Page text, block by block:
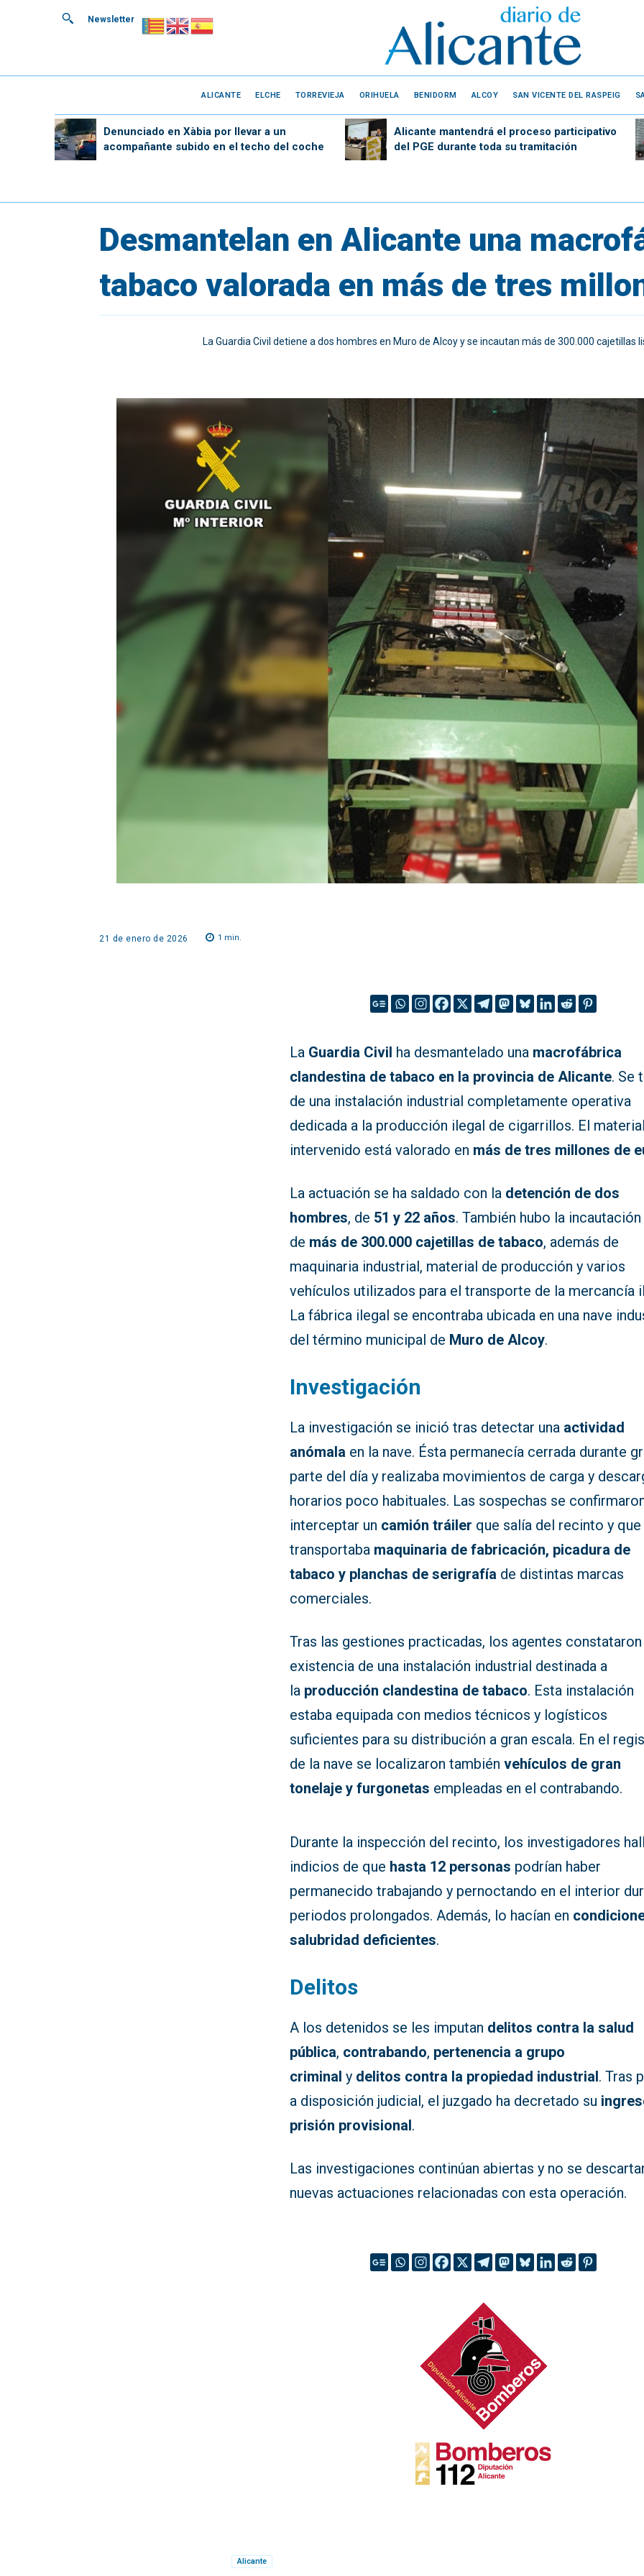
Newsletter
ALICANTE ELCHE TORREVIEJA ORIHUELA BENIDORM ALCOY SAN VICENTE DEL RASPEIG
Denunciado en Xàbia por llevar a un
acompañante subido en el techo del coche
Alicante mantendrá el proceso participativo
del PGE durante toda su tramitación
Desmantelan en Alicante una
tabaco valorada en más de tres
La Guardia Civil detiene a dos hombres en Muro de Alcoy y se incautan más de 300.000 cajetillas
21 de enero de 2026 1 min.
La Guardia Civil ha desmantelado una macrofábrica
clandestina de tabaco en la provincia de Alicante. Se
de una instalación industrial completamente operativa
dedicada a la producción ilegal de cigarrillos. El material
intervenido está valorado en más de tres millones de
La actuación se ha saldado con la detención de dos
hombres, de 51 y 22 años. También hubo la incautación
de más de 300.000 cajetillas de tabaco, además de
maquinaria industrial, material de producción y varios
vehículos utilizados para el transporte de la mercancía
La fábrica ilegal se encontraba ubicada en una nave
del término municipal de Muro de Alcoy.
Investigación
La investigación se inició tras detectar una actividad
anómala en la nave. Ésta permanecía cerrada durante
parte del día y realizaba movimientos de carga y
horarios poco habituales. Las sospechas se
interceptar un camión tráiler que salía del recinto y que
transportaba maquinaria de fabricación, picadura de
tabaco y planchas de serigrafía de distintas marcas
comerciales.
Tras las gestiones practicadas, los agentes
existencia de una instalación industrial destinada a
la producción clandestina de tabaco. Esta instalación
estaba equipada con medios técnicos y logísticos
suficientes para su distribución a gran escala. En el
de la nave se localizaron tambiénvehículos de gran
tonelaje y furgonetas empleadas en el contrabando.
Durante la inspección del recinto, los investigadores
indicios de que hasta 12 personas podrían haber
permanecido trabajando y pernoctando en el interior
periodos prolongados. Además, lo hacían en
salubridad deficientes.
Delitos
A los detenidos se les imputan delitos contra la salud
pública, contrabando, pertenencia a grupo
criminal y delitos contra la propiedad industrial. Tras
a disposición judicial, el juzgado ha decretado su
prisión provisional.
Las investigaciones continúan abiertas y no se
nuevas actuaciones relacionadas con esta operación.
Alicante